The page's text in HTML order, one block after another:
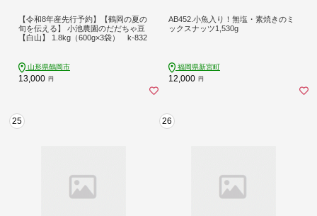
【令和8年産先行予約】【鶴岡の夏の
旬を伝える】 小池農園のだだちゃ豆
【白山】 1.8kg（600g×3袋） k-832
山形県鶴岡市
13,000 円
AB452.小魚入り！無塩・素焼きのミ
ックスナッツ1,530g
福岡県新宮町
12,000 円
25 26